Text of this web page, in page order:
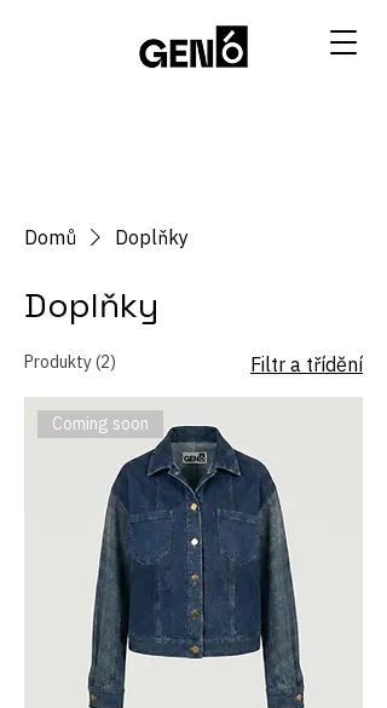
Domů Doplňky
Doplňky
Produkty (2) Filtr a třídění
Coming soon